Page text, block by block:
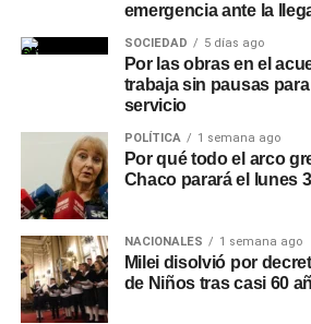
emergencia ante la
SOCIEDAD 5 días ago
Por las obras en el
trabaja sin pausas
servicio
POLÍTICA 1 semana ago
Por qué todo el arco
Chaco parará el lunes
NACIONALES 1 semana ago
Milei disolvió por
de Niños tras casi 60